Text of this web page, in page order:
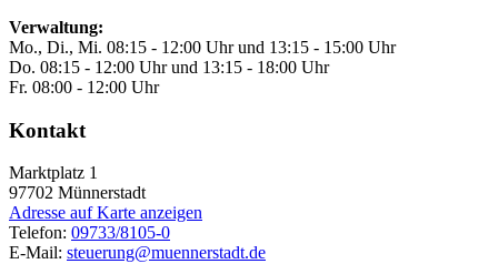
Verwaltung:
Mo., Di., Mi. 08:15 - 12:00 Uhr und 13:15 - 15:00 Uhr
Do. 08:15 - 12:00 Uhr und 13:15 - 18:00 Uhr
Fr. 08:00 - 12:00 Uhr
Kontakt
Marktplatz 1
97702 Münnerstadt
Adresse auf Karte anzeigen
Telefon: 09733/8105-0
E-Mail: steuerung@muennerstadt.de